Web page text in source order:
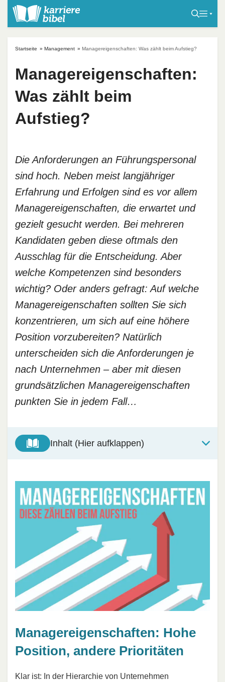
Startseite » Management » Managereigenschaften: Was zählt beim Aufstieg?
Managereigenschaften:
Was zählt beim
Aufstieg?
Die Anforderungen an Führungspersonal
sind hoch. Neben meist langjähriger
Erfahrung und Erfolgen sind es vor allem
Managereigenschaften, die erwartet und
gezielt gesucht werden. Bei mehreren
Kandidaten geben diese oftmals den
Ausschlag für die Entscheidung. Aber
welche Kompetenzen sind besonders
wichtig? Oder anders gefragt: Auf welche
Managereigenschaften sollten Sie sich
konzentrieren, um sich auf eine höhere
Position vorzubereiten? Natürlich
unterscheiden sich die Anforderungen je
nach Unternehmen – aber mit diesen
grundsätzlichen Managereigenschaften
punkten Sie in jedem Fall…
Inhalt (Hier aufklappen)
Managereigenschaften: Hohe
Position, andere Prioritäten
Klar ist: In der Hierarchie von Unternehmen